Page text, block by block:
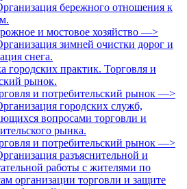
бережного отношения к
и мостовое хозяйство —>
зимней очистки дорог и
снега.
городских практик. Торговля и
рынок.
и потребительский рынок —>
городских служб,
вопросами торговли и
рынка.
и потребительский рынок —>
разъяснительной и
работы с жителями по
организации торговли и защите